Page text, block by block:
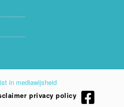
in mediawijsheid
privacy policy